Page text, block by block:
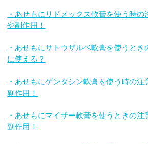
・あせもにリドメックス軟膏を使う時
や副作用！
・あせもにサトウザルベ軟膏を使うと
に使える？
・あせもにゲンタシン軟膏を使う時の注
副作用！
・あせもにマイザー軟膏を使うときの
副作用！